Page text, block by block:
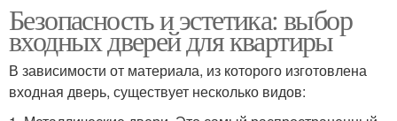
Безопасность и эстетика: выбор
входных дверей для квартиры
В зависимости от материала, из которого изготовлена
входная дверь, существует несколько видов: